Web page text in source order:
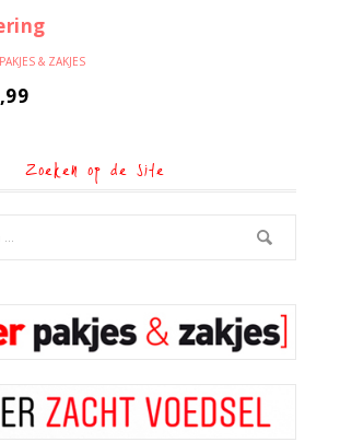
& ZAKJES
Zoeken op de site